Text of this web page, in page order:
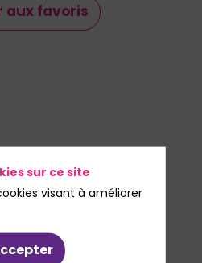
aux favoris
sur ce site
visant à améliorer